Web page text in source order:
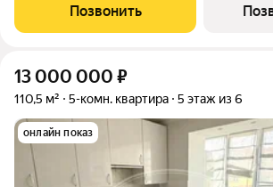
масштабом и одновременно
как самого комплекса в целом,
Позвонить
13 000 000 ₽
110,5 м² 5-комн. квартира 5 этаж из 6
онлайн показ